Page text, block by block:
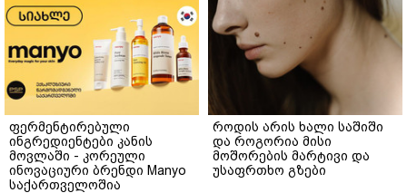
ფერმენტირებული
ინგრედიენტები კანის
მოვლაში - კორეული
ინოვაციური ბრენდი Manyo
საქართველოშია
როდის არის ხალი საშიში
და როგორია მისი
მოშორების მარტივი და
უსაფრთხო გზები